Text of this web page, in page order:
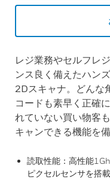
レジ業務やセルフレ
ンス良く備えたハン
2Dスキャナ。どんな
コードも素早く正確
れていない買い物客
キャンできる機能を
読取性能：高性能
ピクセルセンサを搭